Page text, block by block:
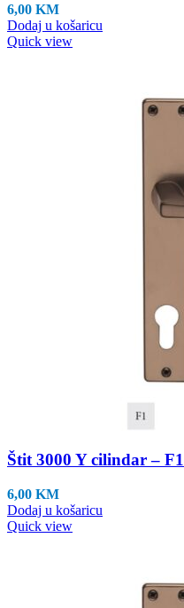
6,00 KM
Dodaj u košaricu
Quick view
Štit 3000 Y cilindar – F1
6,00 KM
Dodaj u košaricu
Quick view